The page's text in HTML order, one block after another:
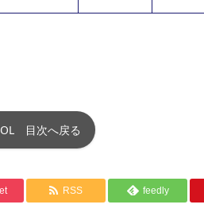
目次へ戻る
RSS feedly